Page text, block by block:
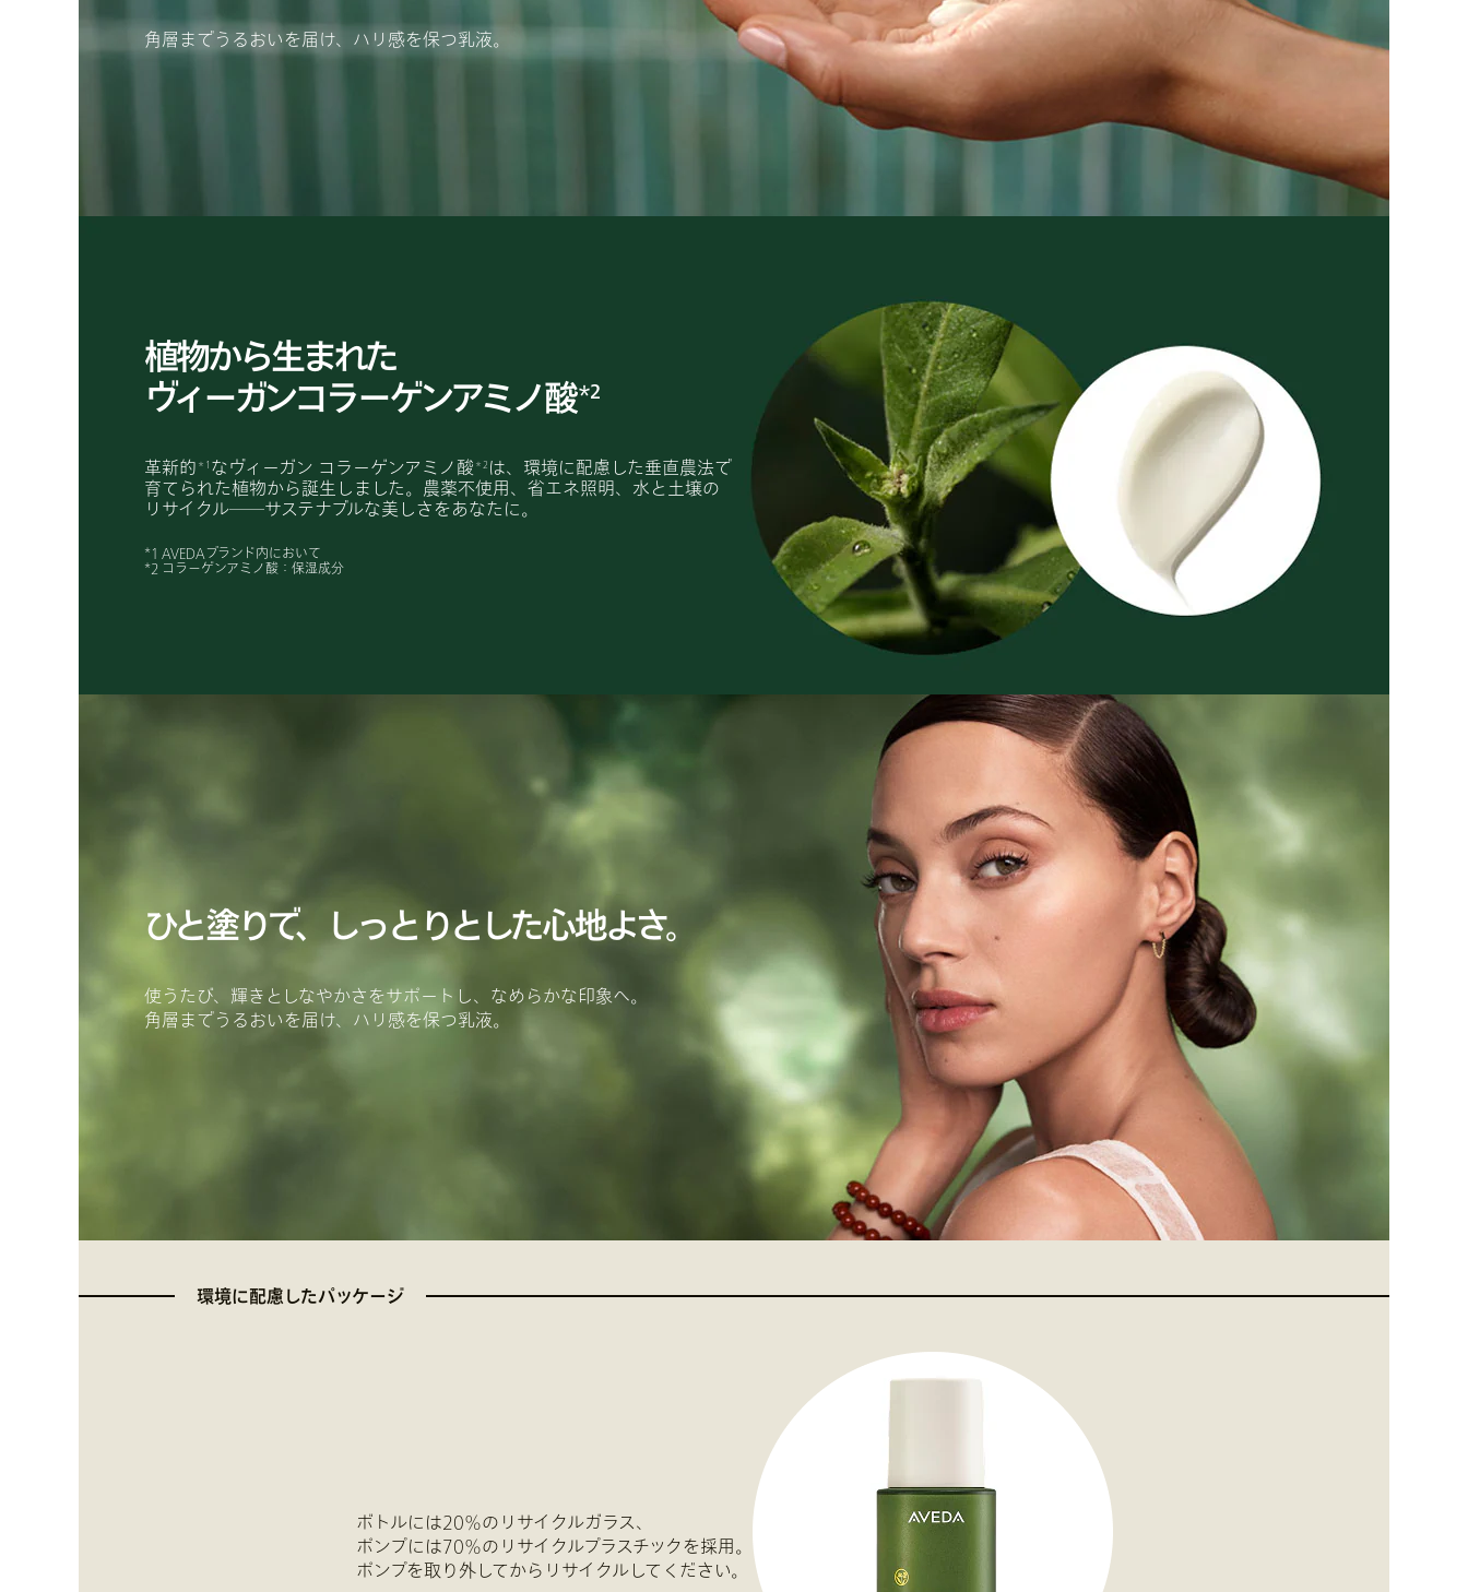
角層までうるおいを届け、ハリ感を保つ乳液。
植物から生まれた
ヴィーガンコラーゲンアミノ酸＊2
革新的 ＊1 なヴィーガン コラーゲンアミノ酸 ＊2 は、環境に配慮した垂直農法で
育てられた植物から誕生しました。農薬不使用、省エネ照明、水と土壌の
リサイクル――サステナブルな美しさをあなたに。
*1 AVEDAブランド内において
*2 コラーゲンアミノ酸：保湿成分
ひと塗りで、しっとりとした心地よさ。
使うたび、輝きとしなやかさをサポートし、なめらかな印象へ。
角層までうるおいを届け、ハリ感を保つ乳液。
環境に配慮したパッケージ
ボトルには20％のリサイクルガラス、
ポンプには70％のリサイクルプラスチックを採用。
ポンプを取り外してからリサイクルしてください。